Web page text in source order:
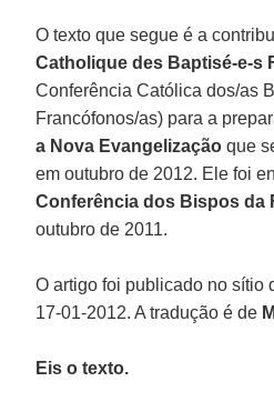
O texto que segue é a
Catholique des Baptisé-e-s
Conferência Católica dos/as
Francófonos/as) para a
a Nova Evangelizaçãoque
em outubro de 2012. Ele foi
Conferência dos Bispos da
outubro de 2011.
O artigo foi publicado no sítio
17-01-2012. A tradução é de
Eis o texto.